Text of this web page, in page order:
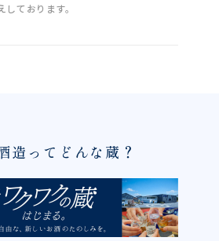
ております。
造ってどんな蔵？